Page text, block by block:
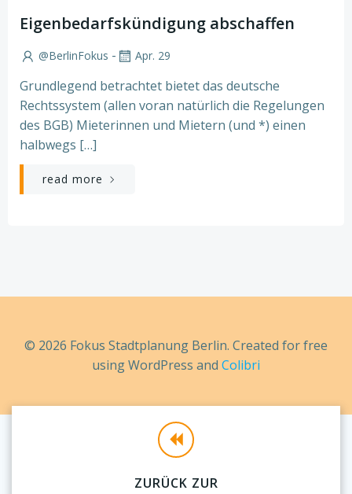
Eigenbedarfskündigung abschaffen
@BerlinFokus - Apr. 29
Grundlegend betrachtet bietet das deutsche
Rechtssystem (allen voran natürlich die Regelungen
des BGB) Mieterinnen und Mietern (und *) einen
halbwegs […]
read more
© 2026 Fokus Stadtplanung Berlin. Created for free
using WordPress and Colibri
ZURÜCK ZUR